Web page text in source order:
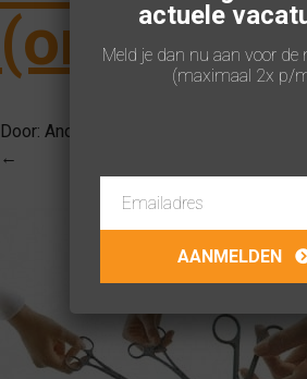
(on hold)
Door: Anouk van Dongen
←
actuele
Meld je dan nu aan voor de
(maximaal 2x p/